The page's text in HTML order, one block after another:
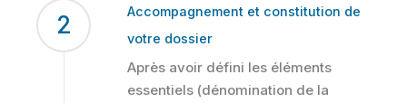
2
Accompagnement et constitution de
votre dossier
Après avoir défini les éléments
essentiels (dénomination de la